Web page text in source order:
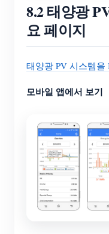
8.2 태양광
요 페이지
태양광 PV 시스템을
모바일 앱에서 보기